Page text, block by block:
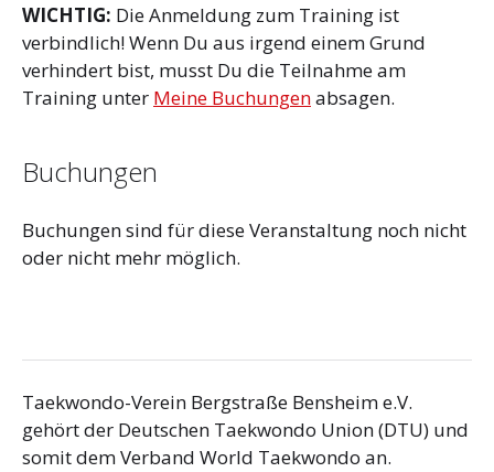
WICHTIG: Die Anmeldung zum Training ist
verbindlich! Wenn Du aus irgend einem Grund
verhindert bist, musst Du die Teilnahme am
Training unter Meine Buchungenabsagen.
Buchungen
Buchungen sind für diese Veranstaltung noch nicht
oder nicht mehr möglich.
Taekwondo-Verein Bergstraße Bensheim e.V.
gehört der Deutschen Taekwondo Union (DTU) und
somit dem Verband World Taekwondo an.